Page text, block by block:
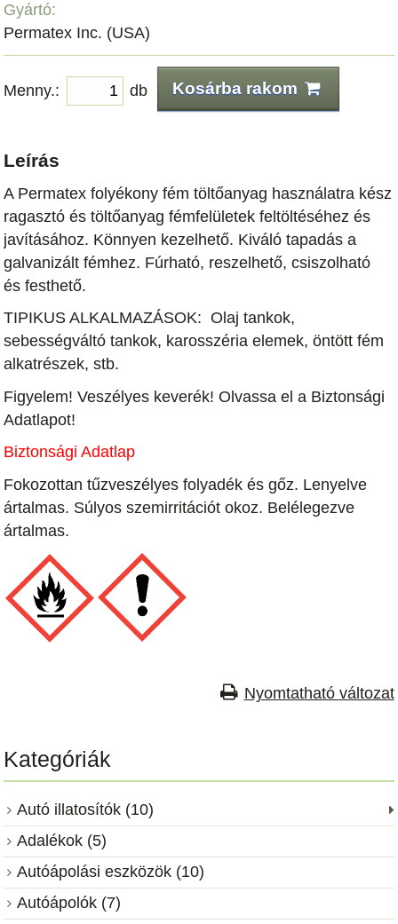
Gyártó:
Permatex Inc. (USA)
Menny.: db Kosárba rakom
Leírás
A Permatex folyékony fém töltőanyag használatra kész
ragasztó és töltőanyagfémfelületek feltöltéséhez és
javításához. Könnyen kezelhető. Kiváló tapadás a
galvanizáltfémhez. Fúrható, reszelhető, csiszolható
ésfesthető.
TIPIKUS ALKALMAZÁSOK:Olaj tankok,
sebességváltó tankok, karosszériaelemek, öntött fém
alkatrészek, stb.
Figyelem! Veszélyes keverék! Olvassa el a Biztonsági
Adatlapot!
Biztonsági Adatlap
Fokozottan tűzveszélyes folyadék és gőz. Lenyelve
ártalmas. Súlyos szemirritációt okoz. Belélegezve
ártalmas.
Nyomtatható változat
Kategóriák
Autó illatosítók (10)
Adalékok (5)
Autóápolási eszközök (10)
Autóápolók (7)